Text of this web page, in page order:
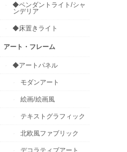
◆ペンダントライト/シャ
ンデリア
◆床置きライト
アート・フレーム
◆アートパネル
モダンアート
絵画/絵画風
テキストグラフィック
北欧風ファブリック
デコラティブアート